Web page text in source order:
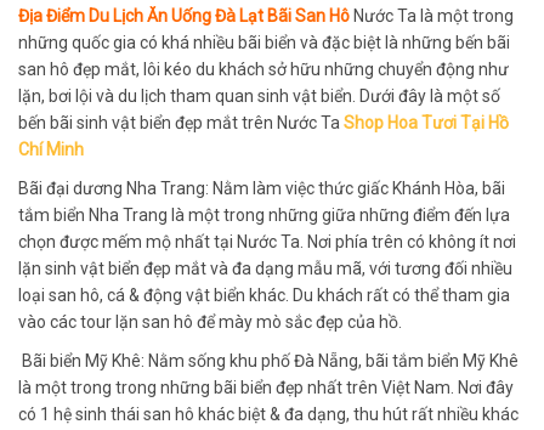
Địa Điểm Du Lịch Ăn Uống Đà Lạt Bãi San Hô Nước Ta là một trong
những quốc gia có khá nhiều bãi biển và đặc biệt là những bến bãi
san hô đẹp mắt, lôi kéo du khách sở hữu những chuyển động như
lặn, bơi lội và du lịch tham quan sinh vật biển. Dưới đây là một số
bến bãi sinh vật biển đẹp mắt trên Nước TaShop Hoa Tươi Tại Hồ
Chí Minh
Bãi đại dương Nha Trang: Nằm làm việc thức giấc Khánh Hòa, bãi
tắm biển Nha Trang là một trong những giữa những điểm đến lựa
chọn được mếm mộ nhất tại Nước Ta. Nơi phía trên có không ít nơi
lặn sinh vật biển đẹp mắt và đa dạng mẫu mã, với tương đối nhiều
loại san hô, cá & động vật biển khác. Du khách rất có thể tham gia
vào các tour lặn san hô để mày mò sắc đẹp của hồ.
Bãi biển Mỹ Khê: Nằm sống khu phố Đà Nẵng, bãi tắm biển Mỹ Khê
là một trong trong những bãi biển đẹp nhất trên Việt Nam. Nơi đây
có 1 hệ sinh thái san hô khác biệt & đa dạng, thu hút rất nhiều khác